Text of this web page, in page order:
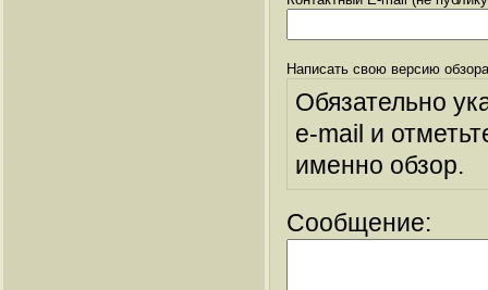
Написать свою версию
Обязательно
e-mail и
именно обзор.
Сообщение: